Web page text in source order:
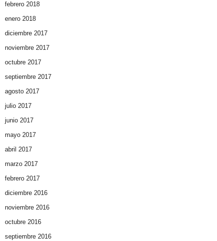
febrero 2018
enero 2018
diciembre 2017
noviembre 2017
octubre 2017
septiembre 2017
agosto 2017
julio 2017
junio 2017
mayo 2017
abril 2017
marzo 2017
febrero 2017
diciembre 2016
noviembre 2016
octubre 2016
septiembre 2016